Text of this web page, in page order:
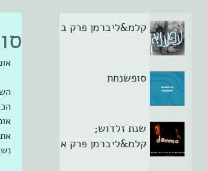
קלמ&ליברמן פרק ב
סופשנחת
שנת זלדוש;
קלמ&ליברמן פרק א